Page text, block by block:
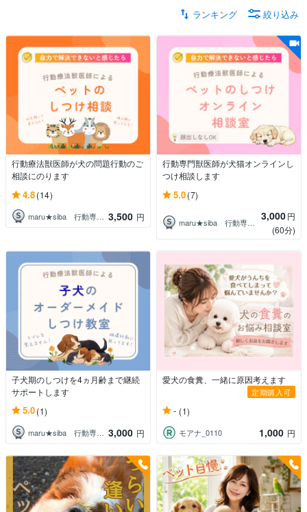
ランキング 絞り込み
行動療法獣医師が犬の問題行動のご
相談にのります
4.8(14)
maru★siba 行動専門獣医師 3,500 円
行動専門獣医師が犬猫オンラインし
つけ相談します
5.0(7)
maru★siba 行動専門獣医師 3,000円
(60分)
子犬期のしつけを4ヵ月齢まで継続
サポートします
5.0(1)
maru★siba 行動専門獣医師 3,000 円
愛犬の食糞、一緒に原因考えます
定期購入可
- (1)
モアナ_0110 1,000 円